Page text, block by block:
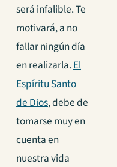
será infalible. Te
motivará, a no
fallar ningún día
en realizarla.El
Espíritu Santo
de Dios, debe de
tomarse muy en
cuenta en
nuestra vida